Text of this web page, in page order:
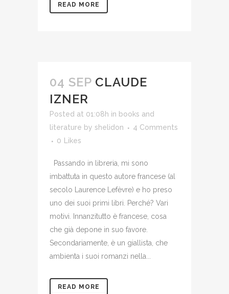
READ MORE
04 SEP CLAUDE
IZNER
Posted at 01:08h in books and
literature by shelidon
4 Comments
0
Likes
Passando in libreria, mi sono
imbattuta in questo autore francese (al
secolo Laurence Lefèvre) e ho preso
uno dei suoi primi libri. Perché? Vari
motivi. Innanzitutto è francese, cosa
che già depone in suo favore.
Secondariamente, è un giallista, che
ambienta i suoi romanzi nella...
READ MORE